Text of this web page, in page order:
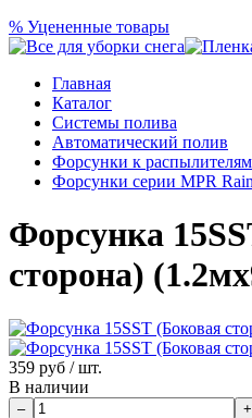
% Уцененные товары
Главная
Каталог
Системы полива
Автоматический полив
Форсунки к распылителям
Форсунки серии MPR
Форсунка
сторона)
359 руб / шт.
В наличии